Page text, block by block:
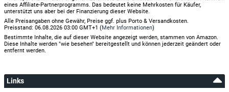
eines Affiliate-Partnerprogramms. Das bedeutet keine Mehrkosten für Käufer,
unterstützt uns aber bei der Finanzierung dieser Website.
Alle Preisangaben ohne Gewähr, Preise ggf. plus Porto & Versandkosten.
Preisstand: 06.08.2026 03:00 GMT+1 (Mehr Informationen)
Bestimmte Inhalte, die auf dieser Website angezeigt werden, stammen von Amazon.
Diese Inhalte werden "wie besehen" bereitgestellt und können jederzeit geändert oder
entfernt werden.
Links